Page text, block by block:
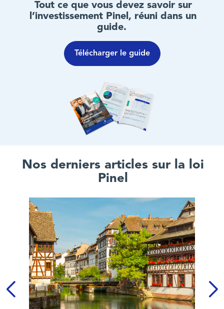
Tout ce que vous devez savoir sur
l’investissement Pinel, réuni dans un
guide.
Télécharger le guide
Nos derniers articles sur la loi
Pinel